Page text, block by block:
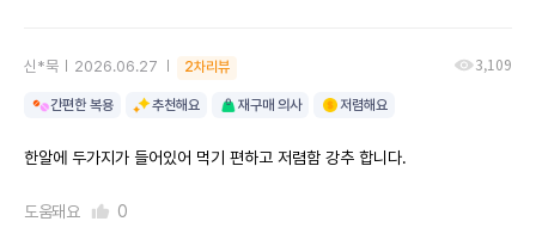
신*묵 2026.06.27 2차리뷰 3,109
간편한 복용 추천해요 재구매 의사 저렴해요
한알에 두가지가 들어있어 먹기 편하고 저렴함 강추 합니다.
도움돼요 0